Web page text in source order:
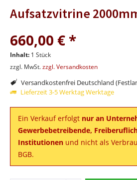
Aufsatzvitrine
660,00 € *
Inhalt: 1 Stück
zzgl. MwSt.zzgl. Versandkosten
Versandkostenfrei Deutschland
Lieferzeit 3-5 Werktag Werktage
Ein Verkauf erfolgt nur an
Gewerbebetreibende,
Institutionen und nicht als
BGB.